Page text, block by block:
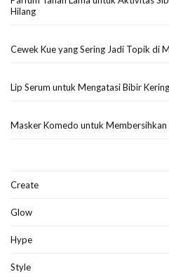
Hilang
Cewek Kue yang Sering Jadi Topik di
Lip Serum untuk Mengatasi Bibir
Masker Komedo untuk
Create
Glow
Hype
Style